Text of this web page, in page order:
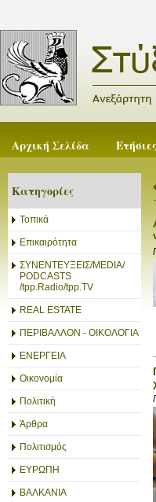
Αρχική Σελίδα
Κατηγορίες
Τοπικά
Επικαιρότητα
ΣΥΝΕΝΤΕΥΞΕΙΣ/MEDIA/
PODCASTS
/tpp.Radio/tpp.TV
REAL ESTATE
ΠΕΡΙΒΑΛΛΟΝ - ΟΙΚΟΛΟΓΙΑ
ΕΝΕΡΓΕΙΑ
Οικονομία
Πολιτική
Άρθρα
Πολιτισμός
ΕΥΡΩΠΗ
ΒΑΛΚΑΝΙΑ